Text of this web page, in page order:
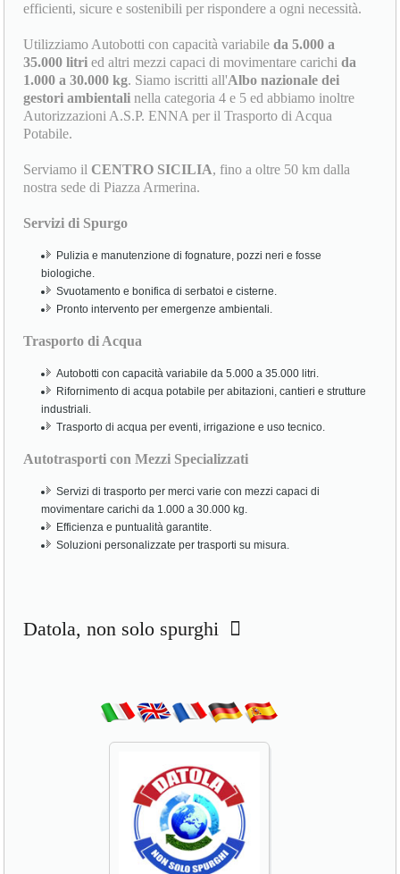
efficienti, sicure e sostenibili per rispondere a ogni necessità.
Utilizziamo Autobotti con capacità variabileda 5.000 a
35.000 litri ed altri mezzi capaci di movimentare carichida
1.000 a 30.000 kg. Siamo iscritti all'Albo nazionale dei
gestori ambientali nella categoria 4 e 5 ed abbiamo inoltre
Autorizzazioni A.S.P. ENNA per il Trasporto di Acqua
Potabile.
Serviamo il CENTRO SICILIA, fino a oltre 50 km dalla
nostra sede di Piazza Armerina.
Servizi di Spurgo
Pulizia e manutenzione di fognature, pozzi neri e fosse
biologiche.
Svuotamento e bonifica di serbatoi e cisterne.
Pronto intervento per emergenze ambientali.
Trasporto di Acqua
Autobotti con capacità variabile da 5.000 a 35.000 litri.
Rifornimento di acqua potabile per abitazioni, cantieri e strutture
industriali.
Trasporto di acqua per eventi, irrigazione e uso tecnico.
Autotrasporti con Mezzi Specializzati
Servizi di trasporto per merci varie con mezzi capaci di
movimentare carichi da 1.000 a 30.000 kg.
Efficienza e puntualità garantite.
Soluzioni personalizzate per trasporti su misura.
Datola, non solo spurghi